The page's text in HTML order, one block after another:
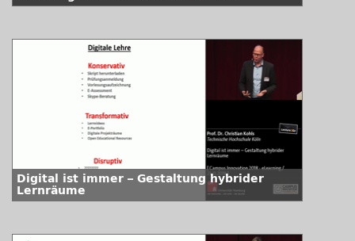
nachhaltig-gerechten Entwicklung
Digital ist immer – Gestaltung hybrider
Lernräume